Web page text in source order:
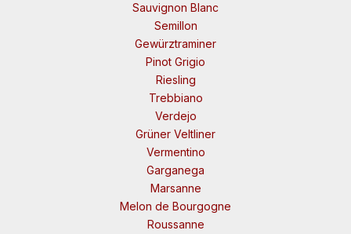
Sauvignon Blanc
Semillon
Gewürztraminer
Pinot Grigio
Riesling
Trebbiano
Verdejo
Grüner Veltliner
Vermentino
Garganega
Marsanne
Melon de Bourgogne
Roussanne